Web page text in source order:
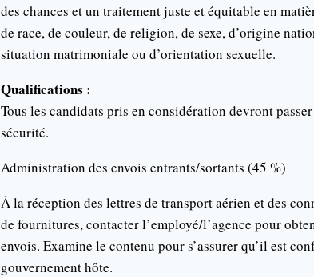
des chances et un traitement juste et équitable en
de race, de couleur, de religion, de sexe, d’origine
situation matrimoniale ou d’orientation sexuelle.
Qualifications :
Tous les candidats pris en considération devront
sécurité.
Administration des envois entrants/sortants (45 %)
À la réception des lettres de transport aérien et des
de fournitures, contacter l’employé/l’agence pour
envois. Examine le contenu pour s’assurer qu’il est
gouvernement hôte.